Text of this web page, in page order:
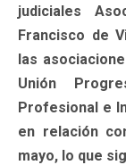
judiciales
Francisco de
las
Unión
Profesional e
en relación
mayo, lo que